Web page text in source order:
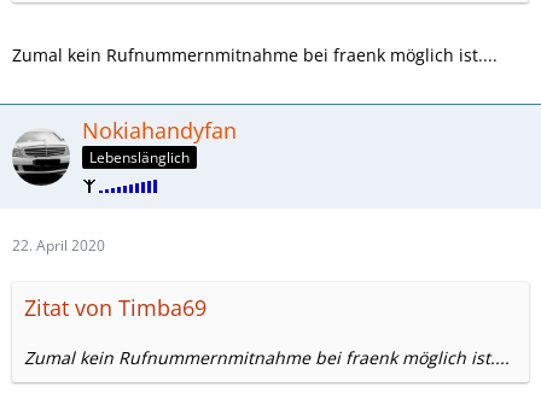
Zumal kein Rufnummernmitnahme bei fraenk möglich ist....
Nokiahandyfan
Lebenslänglich
22. April 2020
Zitat von Timba69
Zumal kein Rufnummernmitnahme bei fraenk möglich ist....